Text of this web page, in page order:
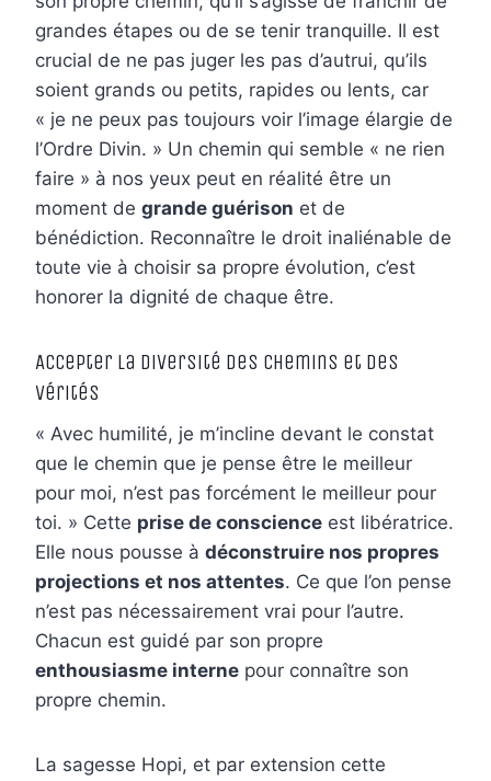
grandes étapes ou de se tenir tranquille. Il est
crucial de ne pas juger les pas d’autrui, qu’ils
soient grands ou petits, rapides ou lents, car
« je ne peux pas toujours voir l’image élargie de
l’Ordre Divin. » Un chemin qui semble « ne rien
faire » à nos yeux peut en réalité être un
moment de grande guérison et de
bénédiction. Reconnaître le droit inaliénable de
toute vie à choisir sa propre évolution, c’est
honorer la dignité de chaque être.
Accepter la Diversité des Chemins et des
Vérités
« Avec humilité, je m’incline devant le constat
que le chemin que je pense être le meilleur
pour moi, n’est pas forcément le meilleur pour
toi. » Cette prise de conscience est libératrice.
Elle nous pousse à déconstruire nos propres
projections et nos attentes. Ce que l’on pense
n’est pas nécessairement vrai pour l’autre.
Chacun est guidé par son propre
enthousiasme interne pour connaître son
propre chemin.
La sagesse Hopi, et par extension cette